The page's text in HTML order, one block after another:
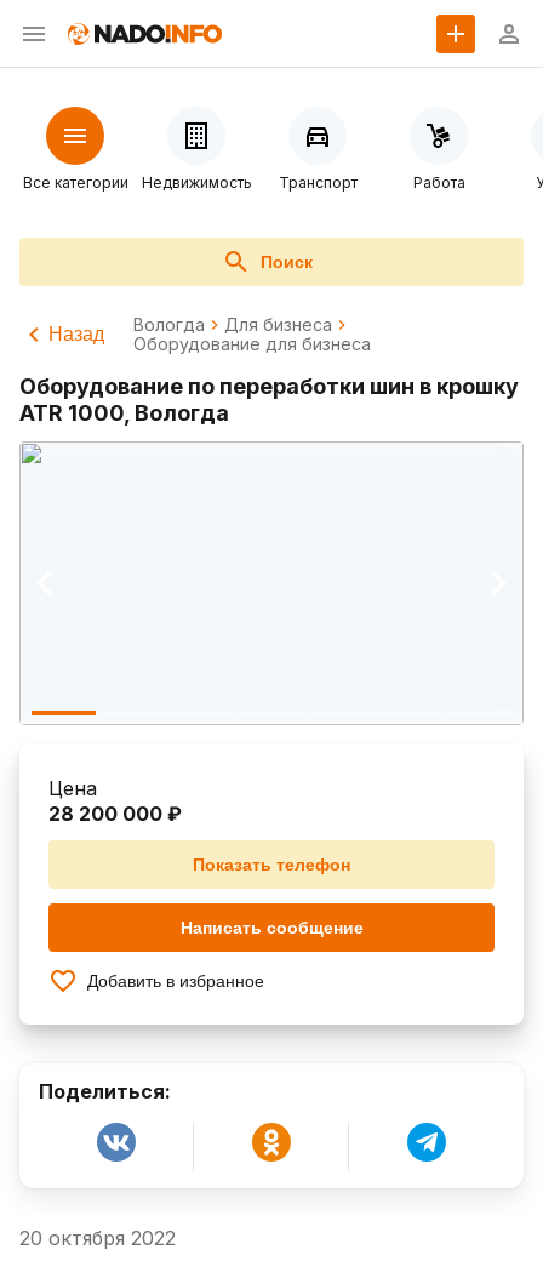
Все категории Недвижимость Транспорт Работа
Поиск
Назад Вологда
Для бизнеса
Оборудование для бизнеса
Оборудование по переработки шин в крошку
ATR 1000, Вологда
Цена
28 200 000 ₽
Показать телефон
Написать сообщение
Добавить в избранное
Поделиться:
20 октября 2022